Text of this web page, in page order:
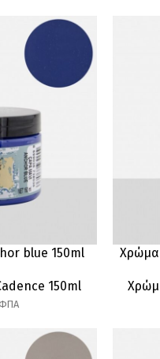
blue 150ml
150ml
Χρώμα